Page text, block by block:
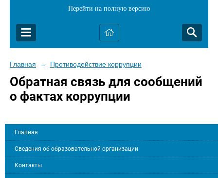
Перейти на полную версию
Главная → Противодействие коррупции
Обратная связь для сообщений
о фактах коррупции
Главная
Сведения об образовательной организации
Контакты